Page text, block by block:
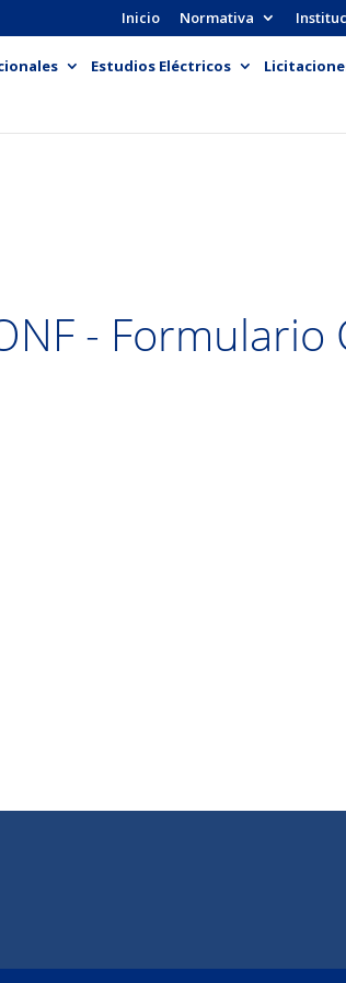
Inicio Normativa
Estudios Eléctricos
- Formulario